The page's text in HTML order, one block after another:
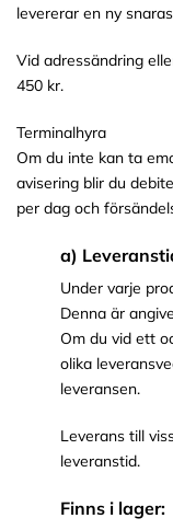
levererar en ny
Vid adressändring
450 kr.
Terminalhyra
Om du inte kan ta
avisering blir du
per dag och
a)
Under varje
Denna är
Om du vid ett
olika
leveransen.
Leverans till
leveranstid.
Finns i lager: